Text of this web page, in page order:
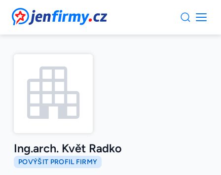
JenFirmy.cz
Ing.arch. Květ Radko
POVÝŠIT PROFIL FIRMY